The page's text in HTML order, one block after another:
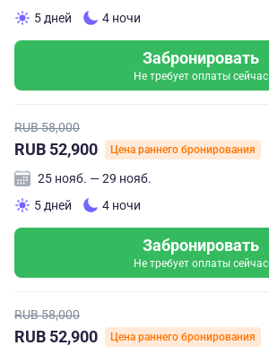
5 дней
4 ночи
Забронировать
Не требует оплаты сейчас
RUB 58,000
RUB 52,900 Цена раннего бронирования
25 нояб. — 29 нояб.
5 дней
4 ночи
Забронировать
Не требует оплаты сейчас
RUB 58,000
RUB 52,900 Цена раннего бронирования